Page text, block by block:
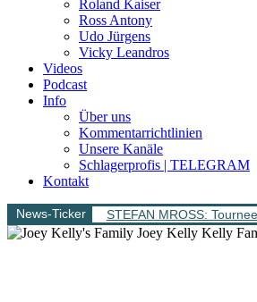
Roland Kaiser
Ross Antony
Udo Jürgens
Vicky Leandros
Videos
Podcast
Info
Über uns
Kommentarrichtlinien
Unsere Kanäle
Schlagerprofis | TELEGRAM
Kontakt
News-Ticker STEFAN MROSS: